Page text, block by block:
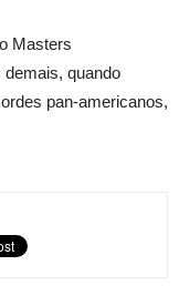
Masters
quando
pan-americanos,